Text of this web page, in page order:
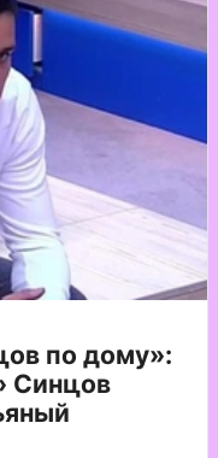
по дому»:
Синцов